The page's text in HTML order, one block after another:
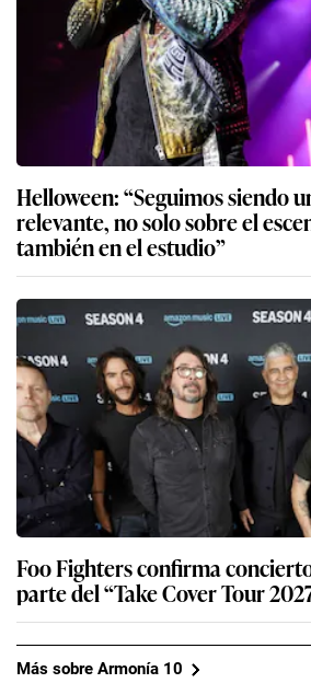
Helloween: “Seguimos siendo
relevante, no solo sobre el
también en el estudio”
Foo Fighters confirma
parte del “Take Cover Tour
Más sobre Armonía 10